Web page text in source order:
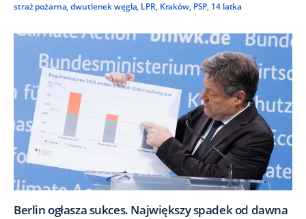
straż pożarna,dwutlenek węgla, LPR, Kraków, PSP, 14 latka
Berlin ogłasza sukces. Największy spadek od dawna